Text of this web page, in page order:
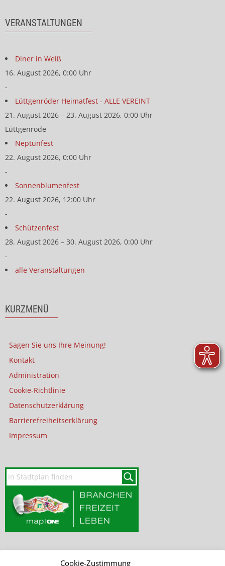
Cookie-Zustimmung
VERANSTALTUNGEN
Diner in Weiß
16. August 2026, 0:00 Uhr
-
Lüttgenröder Heimatfest - ALLE VEREINT
21. August 2026 – 23. August 2026, 0:00 Uhr
Lüttgenrode
Neptunfest
22. August 2026, 0:00 Uhr
-
Sonnenblumenfest
22. August 2026, 12:00 Uhr
-
Schützenfest
28. August 2026 – 30. August 2026, 0:00 Uhr
-
alle Veranstaltungen
KURZMENÜ
Sagen Sie uns Ihre Meinung!
Kontakt
Administration
Cookie-Richtlinie
Datenschutzerklärung
Barrierefreiheitserklärung
Impressum